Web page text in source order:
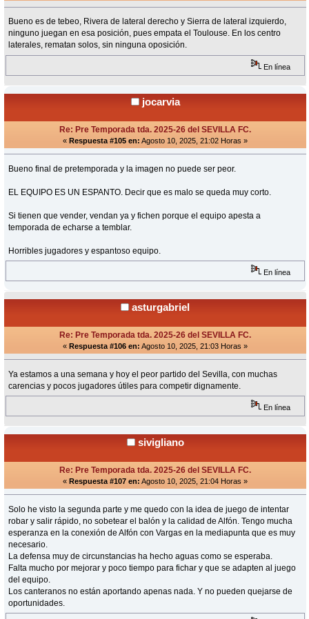
Bueno es de tebeo, Rivera de lateral derecho y Sierra de lateral izquierdo,
ninguno juegan en esa posición, pues empata el Toulouse. En los centro
laterales, rematan solos, sin ninguna oposición.
En línea
jocarvia
Re: Pre Temporada tda. 2025-26 del SEVILLA FC.
« Respuesta #105 en: Agosto 10, 2025, 21:02 Horas »
Bueno final de pretemporada y la imagen no puede ser peor.
EL EQUIPO ES UN ESPANTO. Decir que es malo se queda muy corto.
Si tienen que vender, vendan ya y fichen porque el equipo apesta a
temporada de echarse a temblar.
Horribles jugadores y espantoso equipo.
En línea
asturgabriel
Re: Pre Temporada tda. 2025-26 del SEVILLA FC.
« Respuesta #106 en: Agosto 10, 2025, 21:03 Horas »
Ya estamos a una semana y hoy el peor partido del Sevilla, con muchas
carencias y pocos jugadores útiles para competir dignamente.
En línea
sivigliano
Re: Pre Temporada tda. 2025-26 del SEVILLA FC.
« Respuesta #107 en: Agosto 10, 2025, 21:04 Horas »
Solo he visto la segunda parte y me quedo con la idea de juego de intentar
robar y salir rápido, no sobetear el balón y la calidad de Alfón. Tengo mucha
esperanza en la conexión de Alfón con Vargas en la mediapunta que es muy
necesario.
La defensa muy de circunstancias ha hecho aguas como se esperaba.
Falta mucho por mejorar y poco tiempo para fichar y que se adapten al juego
del equipo.
Los canteranos no están aportando apenas nada. Y no pueden quejarse de
oportunidades.